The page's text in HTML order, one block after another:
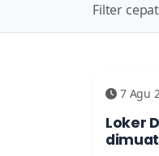
Filter
7 Agu
Loker